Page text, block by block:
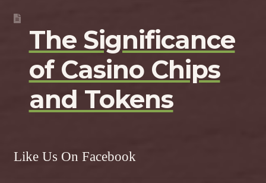
The Significance
of Casino Chips
and Tokens
Like Us On Facebook